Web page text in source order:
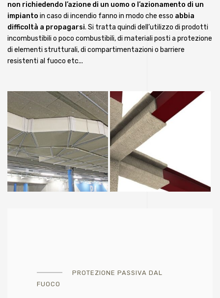
non richiedendo l’azione di un uomo o l’azionamento di un
impianto in caso di incendio fanno in modo che esso abbia
difficoltà a propagarsi. Si tratta quindi dell’utilizzo di prodotti
incombustibili o poco combustibili, di materiali posti a protezione
di elementi strutturali, di compartimentazioni o barriere
resistenti al fuoco etc...
PROTEZIONE PASSIVA DAL
FUOCO